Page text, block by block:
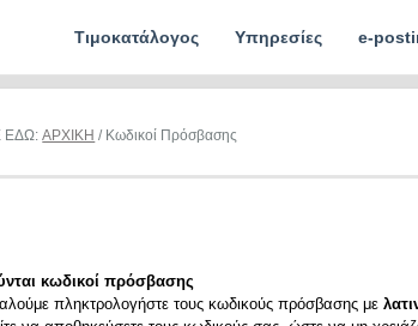
Τιμοκατάλογος Υπηρεσίες e-
ΕΔΩ:ΑΡΧΙΚΗ / Κωδικοί Πρόσβασης
κωδικοί πρόσβασης
πληκτρολογήστε τους κωδικούς πρόσβασης με